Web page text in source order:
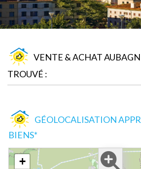
VENTE & ACHAT
TROUVÉ :
GÉOLOCALISATION
BIENS*
+